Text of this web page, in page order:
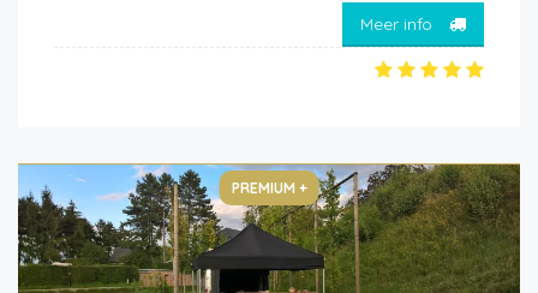
Meer info
PREMIUM +